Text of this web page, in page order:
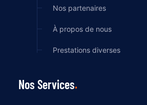
Nos partenaires
À propos de nous
Prestations diverses
Nos Services